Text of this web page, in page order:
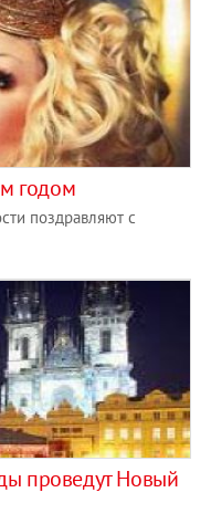
годом
поздравляют с
проведут Новый